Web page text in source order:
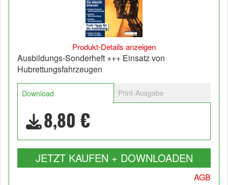
Produkt-Details anzeigen
Ausbildungs-Sonderheft +++ Einsatz von
Hubrettungsfahrzeugen
Download Print-Ausgabe
8,80 €
JETZT KAUFEN + DOWNLOADEN
AGB